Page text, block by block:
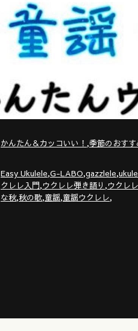
かんたん＆カッコいい！ ,季節のおすす
Easy Ukulele,G-LABO,gazzlele,
クレレ入門,ウクレレ弾き語り ,ウクレ
な秋,秋の歌,童謡,童謡ウクレレ,